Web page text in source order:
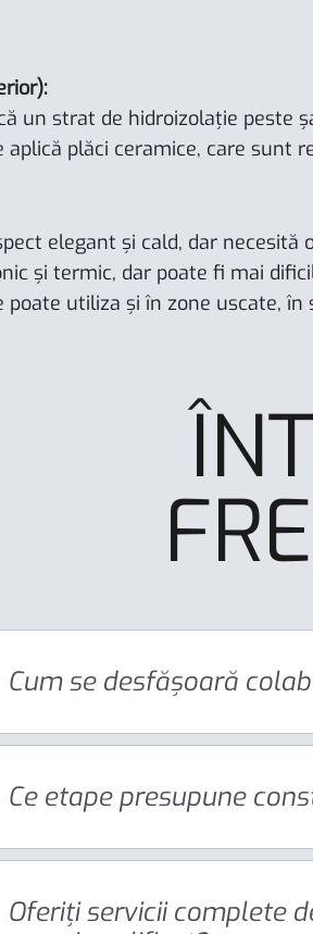
un strat de hidroizolație peste
aplică plăci ceramice, care sunt
elegant și cald, dar
și termic, dar poate fi mai
poate utiliza și în zone uscate,
Cum se desfășoară
Ce etape presupune
Oferiți servicii complete